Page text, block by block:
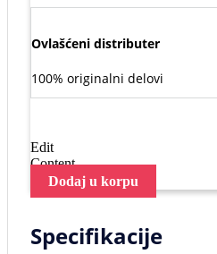
Ovlašćeni distributer
100% originalni delovi
Edit
Content
Dodaj u korpu
Specifikacije